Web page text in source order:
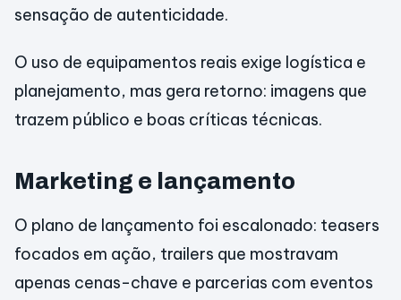
sensação de autenticidade.
O uso de equipamentos reais exige logística e
planejamento, mas gera retorno: imagens que
trazem público e boas críticas técnicas.
Marketing e lançamento
O plano de lançamento foi escalonado: teasers
focados em ação, trailers que mostravam
apenas cenas-chave e parcerias com eventos